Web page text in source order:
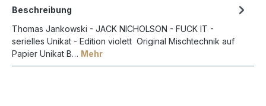
Beschreibung
Thomas Jankowski - JACK NICHOLSON - FUCK IT -
serielles Unikat - Edition violett Original Mischtechnik auf
Papier Unikat B… Mehr